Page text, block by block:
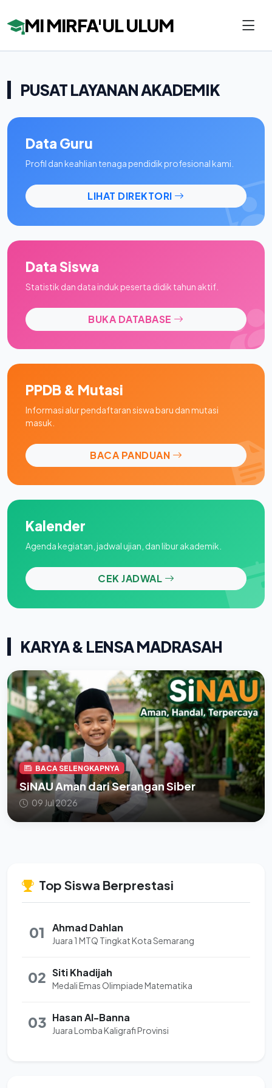
MI MIRFA'UL ULUM
PUSAT LAYANAN AKADEMIK
Data Guru
Profil dan keahlian tenaga pendidik profesional kami.
LIHAT DIREKTORI
Data Siswa
Statistik dan data induk peserta didik tahun aktif.
BUKA DATABASE
PPDB & Mutasi
Informasi alur pendaftaran siswa baru dan mutasi
masuk.
BACA PANDUAN
Kalender
Agenda kegiatan, jadwal ujian, dan libur akademik.
CEK JADWAL
KARYA & LENSA MADRASAH
BACA SELENGKAPNYA
SiNAU Aman dari Serangan Siber
09 Jul 2026
Top Siswa Berprestasi
01 Ahmad Dahlan
Juara 1 MTQ Tingkat Kota Semarang
02 Siti Khadijah
Medali Emas Olimpiade Matematika
03 Hasan Al-Banna
Juara Lomba Kaligrafi Provinsi